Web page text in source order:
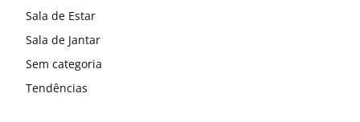
Sala de Estar
Sala de Jantar
Sem categoria
Tendências